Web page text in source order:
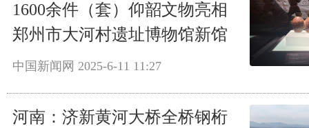
1600余件（套）仰韶文物亮相
郑州市大河村遗址博物馆新馆
中国新闻网 2025-6-11 11:27
河南：济新黄河大桥全桥钢桁